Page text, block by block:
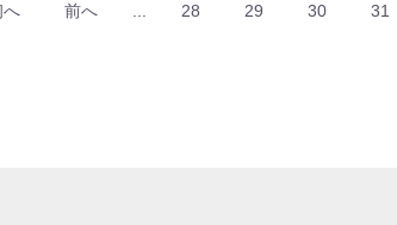
へ 前へ 28 29 30 31